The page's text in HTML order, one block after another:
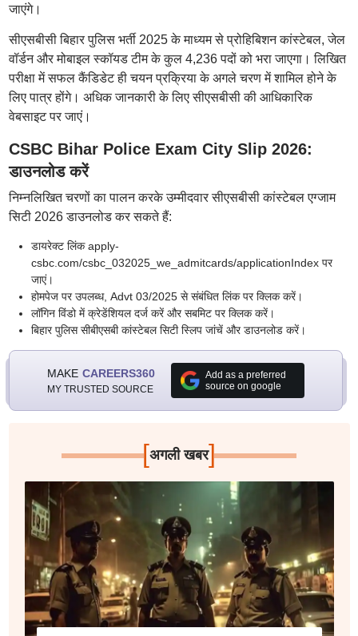
जाएंगे।
सीएसबीसी बिहार पुलिस भर्ती 2025 के माध्यम से प्रोहिबिशन कांस्टेबल, जेल
वॉर्डन और मोबाइल स्कॉयड टीम के कुल 4,236 पदों को भरा जाएगा। लिखित
परीक्षा में सफल कैंडिडेट ही चयन प्रक्रिया के अगले चरण में शामिल होने के
लिए पात्र होंगे। अधिक जानकारी के लिए सीएसबीसी की आधिकारिक
वेबसाइट पर जाएं।
CSBC Bihar Police Exam City Slip 2026:
डाउनलोड करें
निम्नलिखित चरणों का पालन करके उम्मीदवार सीएसबीसी कांस्टेबल एग्जाम
सिटी 2026 डाउनलोड कर सकते हैं:
डायरेक्ट लिंक apply-
csbc.com/csbc_032025_we_admitcards/applicationIndex पर
जाएं।
होमपेज पर उपलब्ध, Advt 03/2025 से संबंधित लिंक पर क्लिक करें।
लॉगिन विंडो में क्रेडेंशियल दर्ज करें और सबमिट पर क्लिक करें।
बिहार पुलिस सीबीएसबी कांस्टेबल सिटी स्लिप जांचें और डाउनलोड करें।
MAKE CAREERS360
MY TRUSTED SOURCE
Add as a preferred
source on google
[अगली खबर]